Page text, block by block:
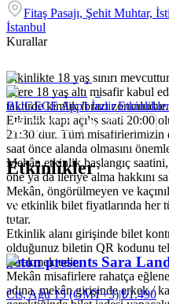
Fitaş Pasajı, Şehit Muhtar,
İstanbul
Kurallar
Etkinlikte 18 yaş sınırı
üzere 18 yaş altı misafir kabul
taktirde kimlik ibrazı zorunludur.
Etkinlik kapı açılış saati 20:00
21:30’dur. Tüm misafirlerimizin
saat önce alanda olmasını
Mekân etkinlik başlangıç
öne ya da ileriye alma hakkını
Mekân, öngörülmeyen ve
ve etkinlik bilet fiyatlarında her
tutar.
Etkinlik alanı girişinde bilet
olduğunuz biletin QR kodunu
gerekmektedir.
Mekân misafirlere rahatça
adına, mekân girişinde erkek /
BUGECE App'i İndir
Etkinlikler
Jeton presents Sara
Cts, Ağu 15 (GMT+3)|₺1.490